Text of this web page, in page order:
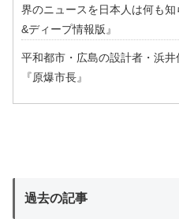
界のニュースを日本人は何も知
&ディープ情報版』
平和都市・広島の設計者・浜井
『原爆市長』
過去の記事